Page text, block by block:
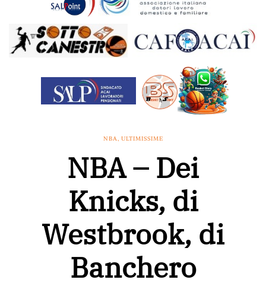
NBA, ULTIMISSIME
NBA – Dei
Knicks, di
Westbrook, di
Banchero